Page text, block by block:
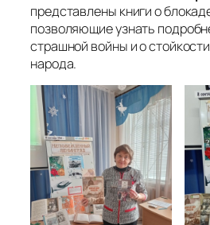
представлены книги о
позволяющие узнать
страшной войны и о
народа.